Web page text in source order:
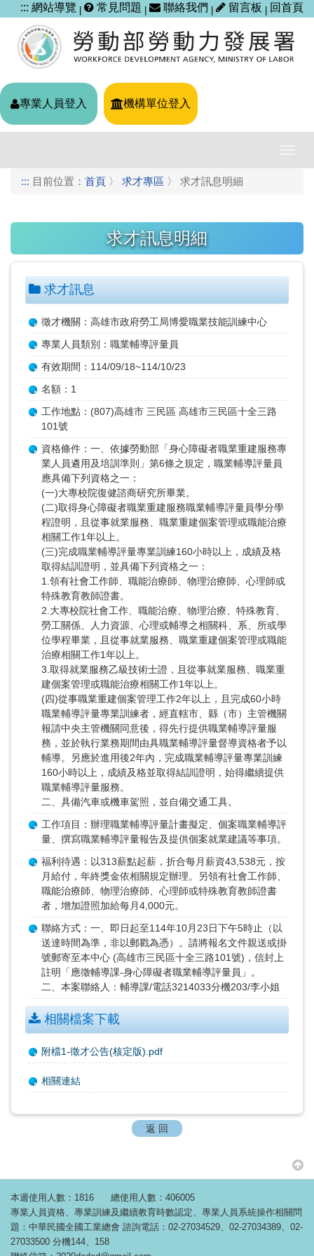
跳
到
主
要
內
容
區
塊
::: 網站導覽 常見問題 聯絡我們 留言板 回首頁
專業人員登入 機構單位登入
::: 目前位置： 首頁 〉 求才專區 〉 求才訊息明細
求才訊息明細
求才訊息
徵才機關：高雄市政府勞工局博愛職業技能訓練中心
專業人員類別：職業輔導評量員
有效期間：114/09/18~114/10/23
名額：1
工作地點：(807)高雄市 三民區 高雄市三民區十全三路
101號
資格條件：一、依據勞動部「身心障礙者職業重建服務專
業人員遴用及培訓準則」第6條之規定，職業輔導評量員
應具備下列資格之一：
(一)大專校院復健諮商研究所畢業。
(二)取得身心障礙者職業重建服務職業輔導評量員學分學
程證明，且從事就業服務、職業重建個案管理或職能治療
相關工作1年以上。
(三)完成職業輔導評量專業訓練160小時以上，成績及格
取得結訓證明，並具備下列資格之一：
1.領有社會工作師、職能治療師、物理治療師、心理師或
特殊教育教師證書。
2.大專校院社會工作、職能治療、物理治療、特殊教育、
勞工關係、人力資源、心理或輔導之相關科、系、所或學
位學程畢業，且從事就業服務、職業重建個案管理或職能
治療相關工作1年以上。
3.取得就業服務乙級技術士證，且從事就業服務、職業重
建個案管理或職能治療相關工作1年以上。
(四)從事職業重建個案管理工作2年以上，且完成60小時
職業輔導評量專業訓練者，經直轄市、縣（市）主管機關
報請中央主管機關同意後，得先行提供職業輔導評量服
務，並於執行業務期間由具職業輔導評量督導資格者予以
輔導。另應於進用後2年內，完成職業輔導評量專業訓練
160小時以上，成績及格並取得結訓證明，始得繼續提供
職業輔導評量服務。
二、具備汽車或機車駕照，並自備交通工具。
工作項目：辦理職業輔導評量計畫擬定、個案職業輔導評
量、撰寫職業輔導評量報告及提供個案就業建議等事項。
福利待遇：以313薪點起薪，折合每月薪資43,538元，按
月給付，年終獎金依相關規定辦理。另領有社會工作師、
職能治療師、物理治療師、心理師或特殊教育教師證書
者，增加證照加給每月4,000元。
聯絡方式：一、即日起至114年10月23日下午5時止（以
送達時間為準，非以郵戳為憑）。請將報名文件親送或掛
號郵寄至本中心 (高雄市三民區十全三路101號)，信封上
註明「應徵輔導課-身心障礙者職業輔導評量員」。
二、本案聯絡人：輔導課/電話3214033分機203/李小姐
相關檔案下載
附檔1-徵才公告(核定版).pdf
相關連結
返 回
本週使用人數：1816
總使用人數：406005
專業人員資格、專業訓練及繼續教育時數認定、專業人員系統操作相關問
題：中華民國全國工業總會 諮詢電話：02-27034529、02-27034389、02-
27033500 分機144、158